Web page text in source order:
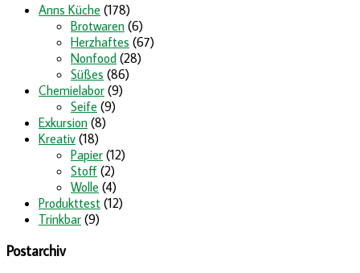
Anns Küche (178)
Brotwaren (6)
Herzhaftes (67)
Nonfood (28)
Süßes (86)
Chemielabor (9)
Seife (9)
Exkursion (8)
Kreativ (18)
Papier (12)
Stoff (2)
Wolle (4)
Produkttest (12)
Trinkbar (9)
Postarchiv